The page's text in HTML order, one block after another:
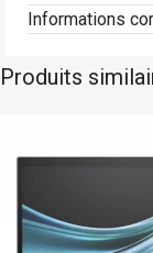
Informations
Produits
Dell